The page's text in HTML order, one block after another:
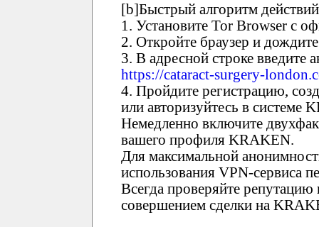
[b]Быстрый алгоритм
1. Установите Tor Browser с
2. Откройте браузер и
3. В адресной строке введите
https://cataract-surgery-
4. Пройдите регистрацию,
или авторизуйтесь в системе
Немедленно включите
вашего профиля KRAKEN.
Для максимальной
использования VPN-сервиса
Всегда проверяйте
совершением сделки на